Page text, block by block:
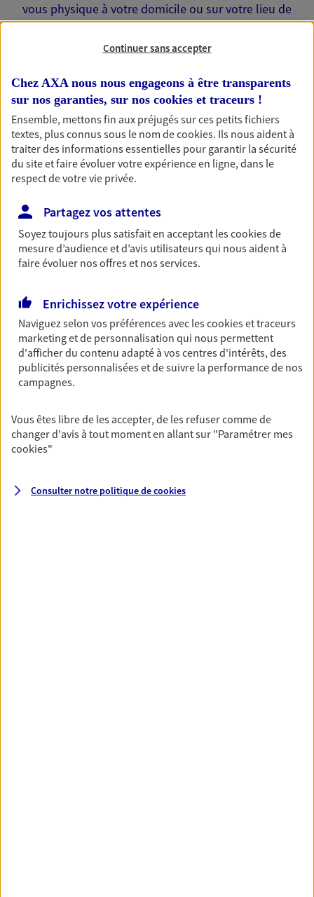
vous physique à votre domicile ou sur votre lieu de
travail… Je suis là pour échanger avec vous !
Nos offres phares
Épargne
immobilier, études des enfants ou voyage autour
du monde… Épargnez à votre rythme et
simplement, selon votre profil.
Préparez sereinement ce nouveau chapitre de
votre vie avec les conseils d'un expert. Découvrez
notre solution PER (Plan Epargne Retraite)
spécialement conçue pour la retraite.
Couvrez vos dépenses de santé ainsi que celles de
votre famille avec la complémentaire santé qui
vous ressemble.
Prévoyance
Continuer sans accepter
Chez AXA nous nous engageons à être transparents
sur nos garanties, sur nos cookies et traceurs !
Ensemble, mettons fin aux préjugés sur ces petits fichiers
textes, plus connus sous le nom decookies. Ils nous aident à
traiter des informations essentielles pour garantir la sécurité
du site et faire évoluer votre expérience en ligne, dans le
respect de votre vie privée.
Partagez vos attentes
Soyez toujours plus satisfait en acceptant lescookiesde
mesure d’audience et d’avis utilisateurs qui nous aident à
faire évoluer nos offres et nos services.
Enrichissez votre expérience
Naviguez selon vos préférences avec lescookies et traceurs
marketing et de personnalisation qui nous permettent
d'afficher du contenu adapté à vos centres d'intérêts, des
publicités personnalisées et de suivre la performance de nos
campagnes.
Vous êtes libre de les accepter, de les refuser comme de
changer d'avis à tout moment en allant sur "Paramétrer mes
cookies"
Consulter notre politique decookies